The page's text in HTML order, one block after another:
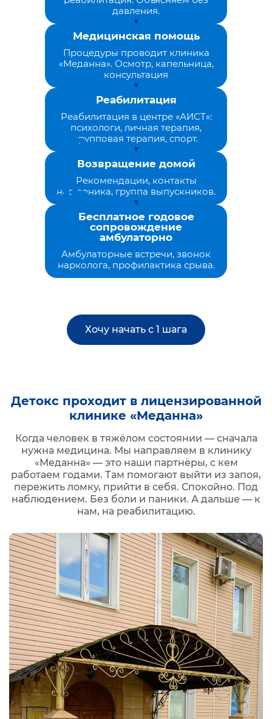
давления.
Медицинская помощь
Процедуры проводит клиника
«Меданна». Осмотр, капельница,
консультация
Реабилитация
Реабилитация в центре «АИСТ»:
психологи, личная терапия,
групповая терапия, спорт.
Возвращение домой
Рекомендации, контакты
наставника, группа выпускников.
Бесплатное годовое
сопровождение
амбулаторно
Амбулаторные встречи, звонок
нарколога, профилактика срыва.
Хочу начать с 1 шага
Детокс проходит в лицензированной
клинике «Меданна»
Когда человек в тяжёлом состоянии — сначала
нужна медицина. Мы направляем в клинику
«Меданна» — это наши партнёры, с кем
работаем годами. Там помогают выйти из запоя,
пережить ломку, прийти в себя. Спокойно. Под
наблюдением. Без боли и паники. А дальше — к
нам, на реабилитацию.